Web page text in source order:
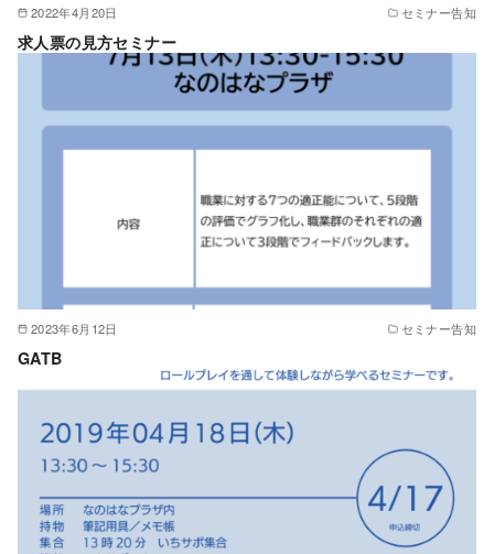
2022年4月20日 セミナー告知
求人票の見方セミナー
2023年6月12日 セミナー告知
GATB